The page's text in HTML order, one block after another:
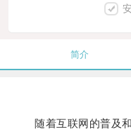
简介
随着互联网的普及和